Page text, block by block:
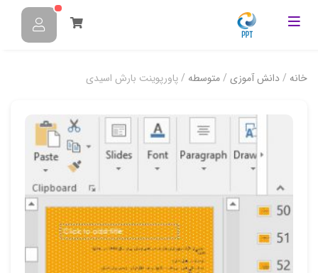
خانه /دانش آموزی /متوسطه / پاورپوینت بارش اسیدی